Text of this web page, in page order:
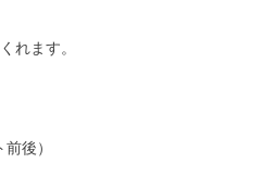
れます。
後）